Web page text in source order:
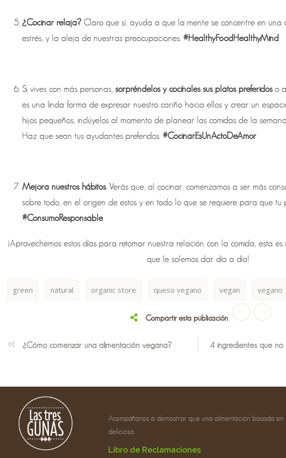
¿Cocinar relaja? Claro que sí, ayuda a que la mente se concentre en
estrés, y la aleja de nuestras preocupaciones. #HealthyFoodHealthyMind
Si vives con más personas, sorpréndelos y cocínales sus platos preferidoso
es una linda forma de expresar nuestro cariño hacia ellos y crear un
hijos pequeños, inclúyelos al momento de planear las comidas de la
Haz que sean tus ayudantes preferidos. #CocinarEsUnActoDeAmor
Mejora nuestros hábitos. Verás que, al cocinar, comenzamos a ser más
sobre todo, en el origen de estos y en todo lo que se requiere para que tu
#ConsumoResponsable
¡Aprovechemos estos días para retomar nuestra relación con la comida, esta
que le solemos dar día a día!
green natural organic store queso vegano vegan vegano
Compartir esta publicación
¿Cómo comenzar una alimentación vegana? 4 ingredientes que
Acompáñanos a demostrar que una alimentación basada
deliciosa.
Libro de Reclamaciones